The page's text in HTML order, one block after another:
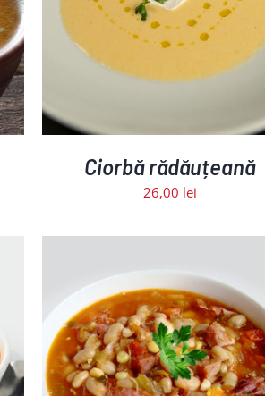
Ciorbă rădăuțeană
26,00 lei
ADAUGĂ ÎN COȘ / DETALII